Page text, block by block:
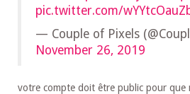
pic.twitter.com/
— Couple of Pixels
November 26, 2019
votre compte doit être public pour que